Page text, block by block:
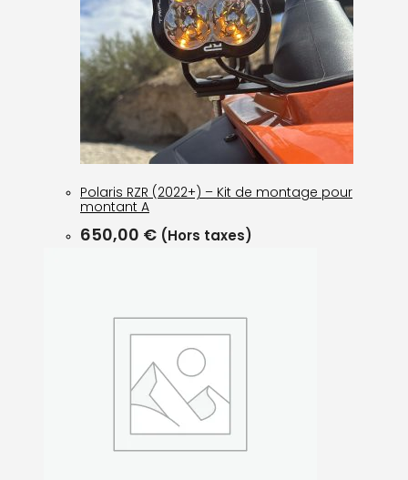
Polaris RZR (2022+) – Kit de montage pour
montant A
650,00 € (Hors taxes)